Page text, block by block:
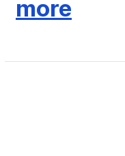
한편 종교인구 감소에 대
more